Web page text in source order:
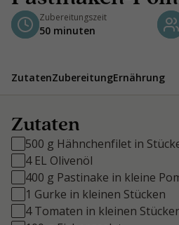
Zubereitungszeit
50 minuten
ZutatenZubereitungErnährung
Zutaten
500 g Hähnchenfilet in
4 EL Olivenöl
400 g Pastinake in kleine
1 Gurke in kleinen Stücken
4 Tomaten in kleinen